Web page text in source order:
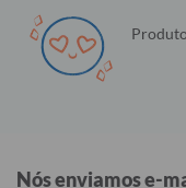
Nós enviamos e-